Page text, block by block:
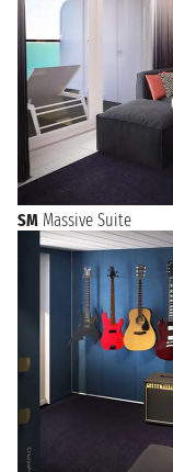
SM Massive Suite